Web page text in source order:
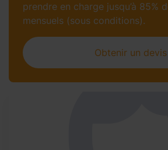
prendre en charge jusqu’à 85%
mensuels (sous conditions).
Obtenir un devis